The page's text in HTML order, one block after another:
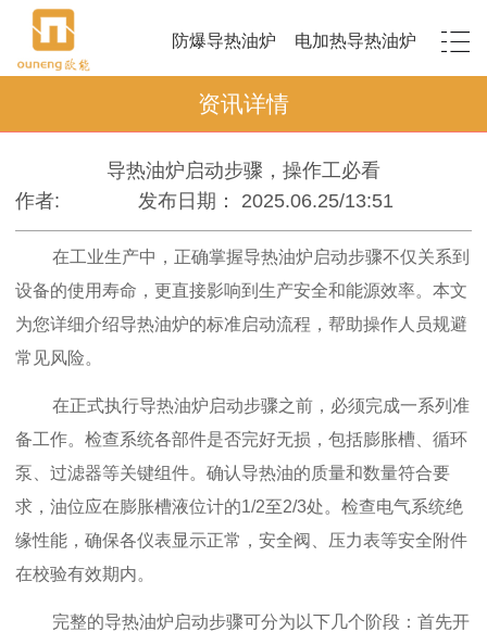
防爆导热油炉 电加热导热油炉
资讯详情
导热油炉启动步骤，操作工必看
作者:
发布日期： 2025.06.25/13:51
在工业生产中，正确掌握导热油炉启动步骤不仅关系到
设备的使用寿命，更直接影响到生产安全和能源效率。本文
为您详细介绍导热油炉的标准启动流程，帮助操作人员规避
常见风险。
在正式执行导热油炉启动步骤之前，必须完成一系列准
备工作。检查系统各部件是否完好无损，包括膨胀槽、循环
泵、过滤器等关键组件。确认导热油的质量和数量符合要
求，油位应在膨胀槽液位计的1/2至2/3处。检查电气系统绝
缘性能，确保各仪表显示正常，安全阀、压力表等安全附件
在校验有效期内。
完整的导热油炉启动步骤可分为以下几个阶段：首先开